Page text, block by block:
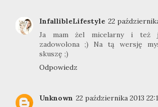
InfallibleLifestyle 22
Ja mam żel micelarny i też
zadowolona ;) Na tą wersję
skuszę ;)
Odpowiedz
Unknown 22 października 2013